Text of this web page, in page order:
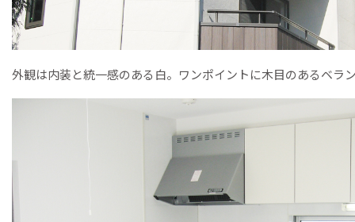
外観は内装と統一感のある白。ワンポイントに木目のあるベラ